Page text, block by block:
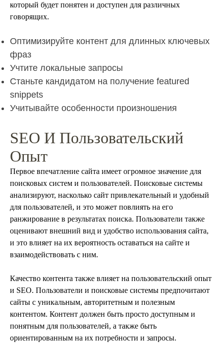
который будет понятен и доступен для различных
говорящих.
Оптимизируйте контент для длинных ключевых
фраз
Учтите локальные запросы
Станьте кандидатом на получение featured
snippets
Учитывайте особенности произношения
SEO И Пользовательский
Опыт
Первое впечатление сайта имеет огромное значение для
поисковых систем и пользователей. Поисковые системы
анализируют, насколько сайт привлекательный и удобный
для пользователей, и это может повлиять на его
ранжирование в результатах поиска. Пользователи также
оценивают внешний вид и удобство использования сайта,
и это влияет на их вероятность оставаться на сайте и
взаимодействовать с ним.
Качество контента также влияет на пользовательский опыт
и SEO. Пользователи и поисковые системы предпочитают
сайты с уникальным, авторитетным и полезным
контентом. Контент должен быть просто доступным и
понятным для пользователей, а также быть
ориентированным на их потребности и запросы.